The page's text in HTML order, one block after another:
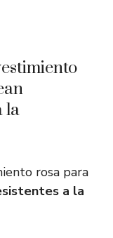
la
rosa para
a la